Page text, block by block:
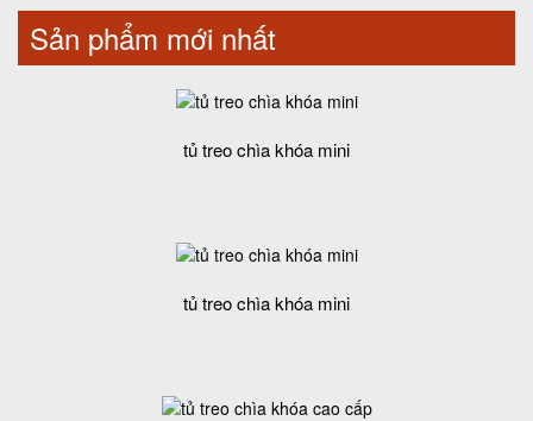
Sản phẩm mới nhất
tủ treo chìa khóa mini
tủ treo chìa khóa mini